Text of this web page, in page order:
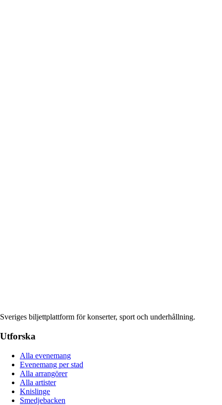
Sveriges biljettplattform för konserter, sport och underhållning.
Utforska
Alla evenemang
Evenemang per stad
Alla arrangörer
Alla artister
Knislinge
Smedjebacken